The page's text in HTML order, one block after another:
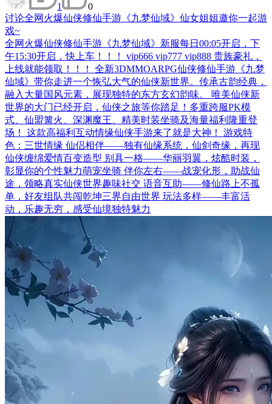
1
0
讨论全网火爆仙侠修仙手游《九梦仙域》仙女姐姐邀你一起游
戏~
全网火爆仙侠修仙手游《九梦仙域》新服每日00:05开启，下
午15:30开启，快上车！！！ vip666 vip777 vip888 贵族豪礼，
上线就能领取！！！ 全新3DMMOARPG仙侠修仙手游《九梦
仙域》带你走进一个恢弘大气的仙侠新世界。传承古韵经典，
融入大量国风元素，展现独特的东方玄幻韵味。 唯美仙侠新
世界的大门已经开启，仙侠之旅等你踏足！多重跨服PK模
式、仙盟篝火、深渊魔王、精美时装坐骑及海量福利隆重登
场！ 这款高福利互动情缘仙侠手游来了就是大神！ 游戏特
色：三世情缘 仙侣相伴——独有仙缘系统，仙剑奇缘，再现
仙侠缠绵爱情百变造型 别具一格——华丽羽翼，炫酷时装，
彰显你的个性魅力萌宠坐骑 伴你左右——战宠化形，助战仙
途，领略真实仙侠世界趣味社交 语音互助——修仙路上不孤
单，好友组队共闯乾坤三界自由世界 玩法多样——丰富活
动，乐趣无穷，感受仙境独特魅力